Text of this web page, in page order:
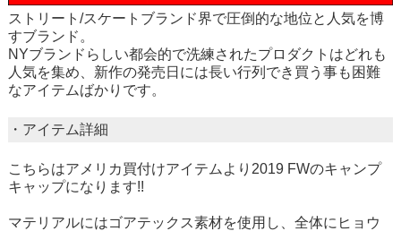
ストリート/スケートブランド界で圧倒的な地位と人気を博
すブランド。
NYブランドらしい都会的で洗練されたプロダクトはどれも
人気を集め、新作の発売日には長い行列でき買う事も困難
なアイテムばかりです。
・アイテム詳細
こちらはアメリカ買付けアイテムより2019 FWのキャンプ
キャップになります!!
マテリアルにはゴアテックス素材を使用し、全体にヒョウ